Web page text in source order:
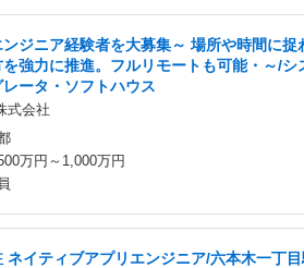
ジニア経験者を大募集～ 場所や時間に捉
を強力に推進。フルリモートも可能・～/シ
ータ・ソフトハウス
式会社
万円～1,000万円
ネイティブアプリエンジニア/六本木一丁